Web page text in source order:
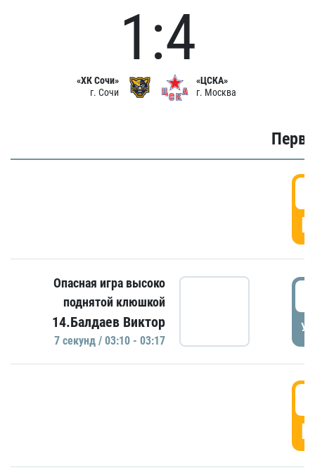
«ХК Сочи»
г. Сочи
1:4
«ЦСКА»
г. Москва
Опасная игра высоко
поднятой клюшкой
14.Балдаев Виктор
7 секунд / 03:10 - 03:17